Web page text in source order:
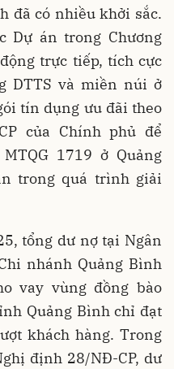
đã có nhiều khởi sắc.
Dự án trong Chương
trực tiếp, tích cực
DTTS và miền núi ở
tín dụng ưu đãi theo
của Chính phủ để
1719 ở Quảng
trong quá trình giải
tổng dư nợ tại Ngân
nhánh Quảng Bình
vay vùng đồng bào
Quảng Bình chỉ đạt
khách hàng. Trong
định 28/NĐ-CP, dư